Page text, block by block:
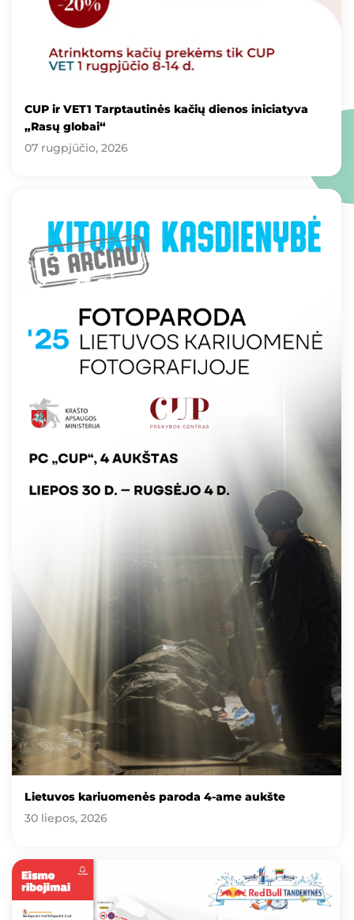
CUP ir VET1 Tarptautinės kačių dienos iniciatyva
„Rasų globai“
07 rugpjūčio, 2026
Lietuvos kariuomenės paroda 4-ame aukšte
30 liepos, 2026